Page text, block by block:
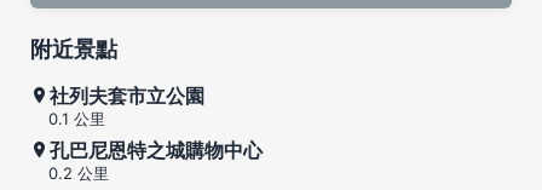
附近景點
社列夫套市立公園
0.1 公里
孔巴尼恩特之城購物中心
0.2 公里